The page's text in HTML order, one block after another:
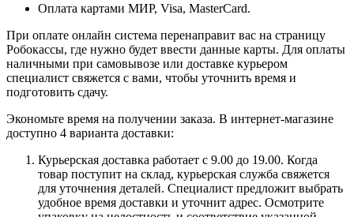
Оплата картами МИР, Visa, MasterCard.
При оплате онлайн система перенаправит вас на страницу
Робокассы, где нужно будет ввести данные карты. Для оплаты
наличными при самовывозе или доставке курьером
специалист свяжется с вами, чтобы уточнить время и
подготовить сдачу.
Экономьте время на получении заказа. В интернет-магазине
доступно 4 варианта доставки:
Курьерская доставка работает с 9.00 до 19.00. Когда
товар поступит на склад, курьерская служба свяжется
для уточнения деталей. Специалист предложит выбрать
удобное время доставки и уточнит адрес. Осмотрите